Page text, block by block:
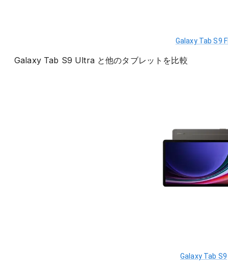
Galaxy Tab S9
Galaxy Tab S9 Ultraと他のタブレット を比較
Galaxy Tab S9